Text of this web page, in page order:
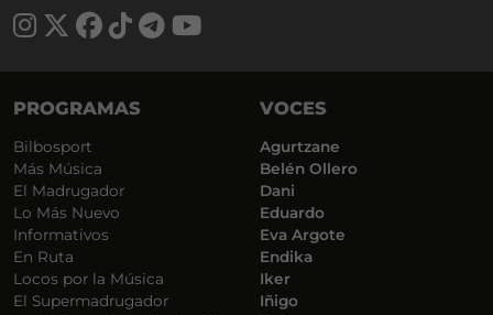
PROGRAMAS
Bilbosport
Más Música
El Madrugador
Lo Más Nuevo
Informativos
En Ruta
Locos por la Música
El Supermadrugador
VOCES
Agurtzane
Belén Ollero
Dani
Eduardo
Eva Argote
Endika
Iker
Iñigo